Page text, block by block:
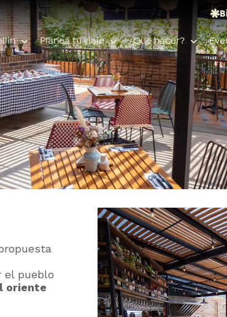
Planea tu viaje ¿Qué hacer?
Búsquedas populares
de eventos
Planeador de viaje
Feria de las flores
el pueblo
oriente